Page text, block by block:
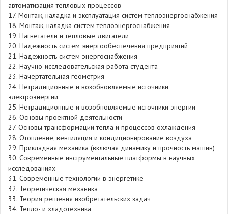
автоматизация тепловых процессов
17. Монтаж, наладка и эксплуатация систем теплоэнергоснабжения
18. Монтаж, наладка систем теплоэнергоснабжения
19. Нагнетатели и тепловые двигатели
20. Надежность систем энергообеспечения предприятий
21. Надежность систем энергоснабжения
22. Научно-исследовательская работа студента
23. Начертательная геометрия
24. Нетрадиционные и возобновляемые источники
электроэнергии
25. Нетрадиционные и возобновляемые источники энергии
26. Основы проектной деятельности
27. Основы трансформации тепла и процессов охлаждения
28. Отопление, вентиляция и кондиционирование воздуха
29. Прикладная механика (включая динамику и прочность машин)
30. Современные инструментальные платформы в научных
исследованиях
31. Современные технологии в энергетике
32. Теоретическая механика
33. Теория решения изобретательских задач
34. Тепло- и хладотехника